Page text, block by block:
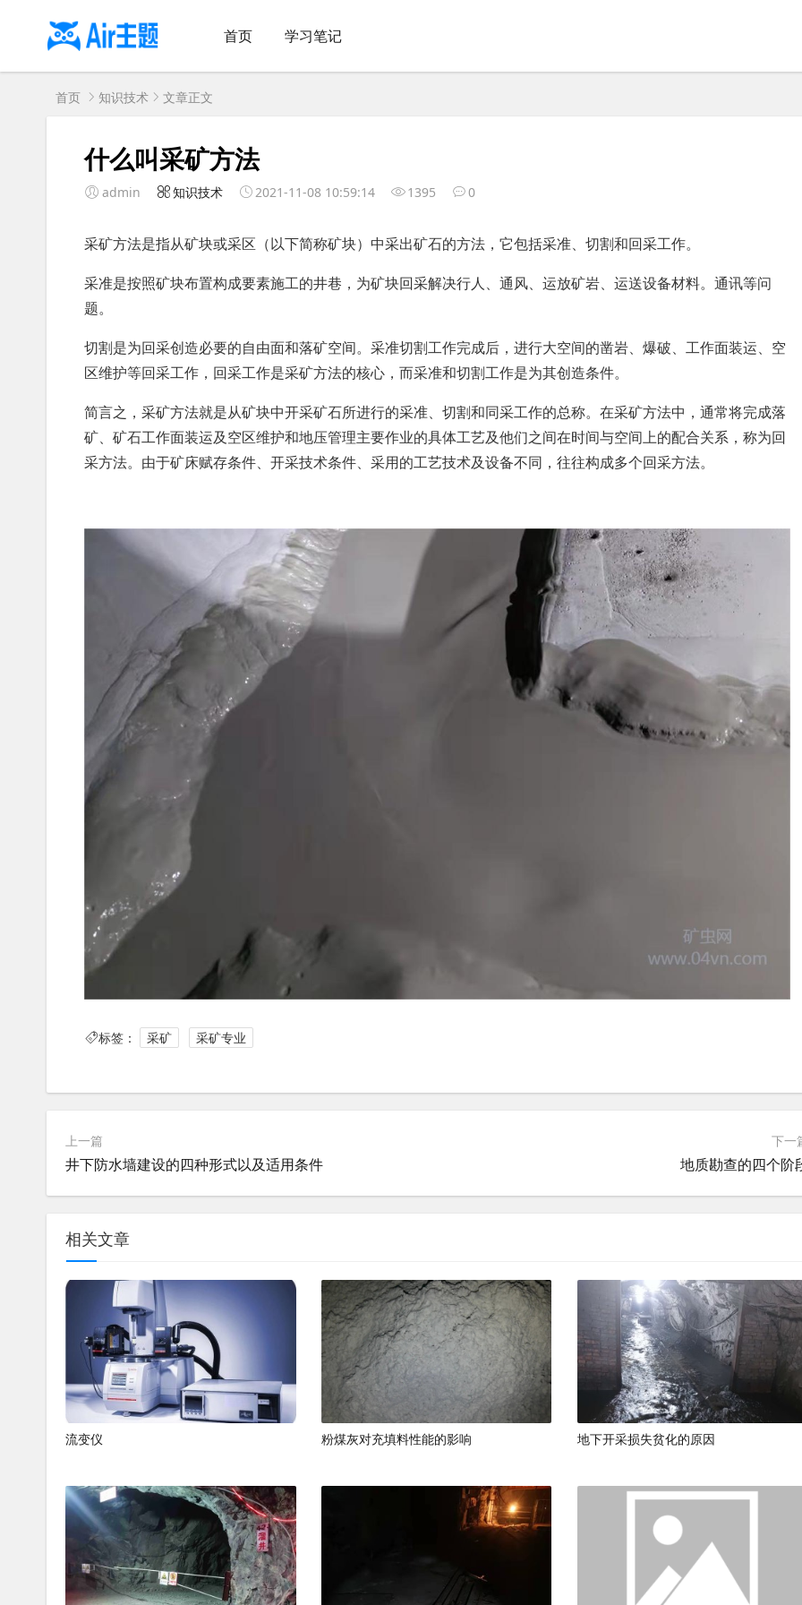
首页 学习笔记
首页 知识技术 文章正文
什么叫采矿方法
admin 知识技术 2021-11-08 10:59:14 1395 0
采矿方法是指从矿块或采区（以下简称矿块）中采出矿石的方法，它包括采准、切割和回采工作。
采准是按照矿块布置构成要素施工的井巷，为矿块回采解决行人、通风、运放矿岩、运送设备材料。通讯等问
题。
切割是为回采创造必要的自由面和落矿空间。采准切割工作完成后，进行大空间的凿岩、爆破、工作面装运、空
区维护等回采工作，回采工作是采矿方法的核心，而采准和切割工作是为其创造条件。
简言之，采矿方法就是从矿块中开采矿石所进行的采准、切割和同采工作的总称。在采矿方法中，通常将完成落
矿、矿石工作面装运及空区维护和地压管理主要作业的具体工艺及他们之间在时间与空间上的配合关系，称为回
采方法。由于矿床赋存条件、开采技术条件、采用的工艺技术及设备不同，往往构成多个回采方法。
标签： 采矿 采矿专业
上一篇
井下防水墙建设的四种形式以及适用条件
下一
地质勘查的四个阶
相关文章
流变仪 粉煤灰对充填料性能的影响 地下开采损失贫化的原因